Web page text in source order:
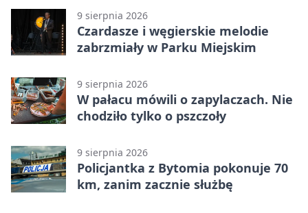
9 sierpnia 2026
Czardasze i węgierskie melodie
zabrzmiały w Parku Miejskim
9 sierpnia 2026
W pałacu mówili o zapylaczach. Nie
chodziło tylko o pszczoły
9 sierpnia 2026
Policjantka z Bytomia pokonuje 70
km, zanim zacznie służbę